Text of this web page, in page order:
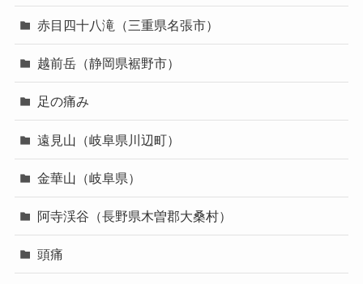
赤目四十八滝（三重県名張市）
越前岳（静岡県裾野市）
足の痛み
遠見山（岐阜県川辺町）
金華山（岐阜県）
阿寺渓谷（長野県木曽郡大桑村）
頭痛